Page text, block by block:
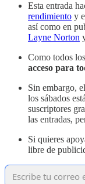
Esta entrada
rendimiento y
así como en
Layne Norton
Como todos
acceso para
Sin embargo,
los sábados
suscriptores
las entradas,
Si quieres
libre de